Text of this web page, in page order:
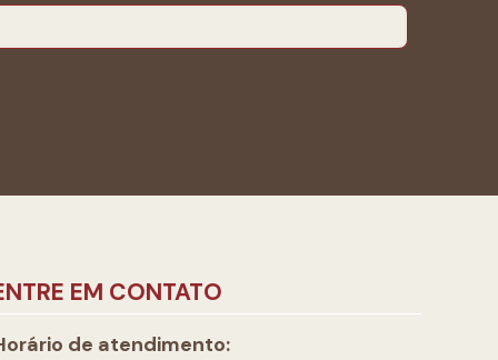
EM CONTATO
de atendimento: